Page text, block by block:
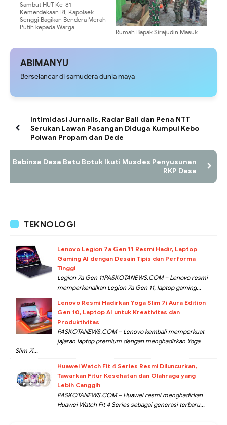
Sambut HUT Ke-81
Kemerdekaan RI, Kapolsek
Senggi Bagikan Bendera Merah
Putih kepada Warga
Rumah Bapak Sirajudin Masuk
Diserahkan
ABIMANYU
Berselancar di samudera dunia maya
Intimidasi Jurnalis, Radar Bali dan Pena NTT
Serukan Lawan Pasangan Diduga Kumpul Kebo
Polwan Propam dan Dede
Babinsa Desa Batu Botuk Ikuti Musdes Penyusunan
RKP Desa
TEKNOLOGI
Lenovo Legion 7a Gen 11 Resmi Hadir, Laptop
Gaming AI dengan Desain Tipis dan Performa
Tinggi
Legion 7a Gen 11PASKOTANEWS.COM – Lenovo resmi
memperkenalkan Legion 7a Gen 11, laptop gaming...
Lenovo Resmi Hadirkan Yoga Slim 7i Aura Edition
Gen 10, Laptop AI untuk Kreativitas dan
Produktivitas
PASKOTANEWS.COM – Lenovo kembali memperkuat
jajaran laptop premium dengan menghadirkan Yoga
Slim 7i...
Huawei Watch Fit 4 Series Resmi Diluncurkan,
Tawarkan Fitur Kesehatan dan Olahraga yang
Lebih Canggih
PASKOTANEWS.COM – Huawei resmi menghadirkan
Huawei Watch Fit 4 Series sebagai generasi terbaru...